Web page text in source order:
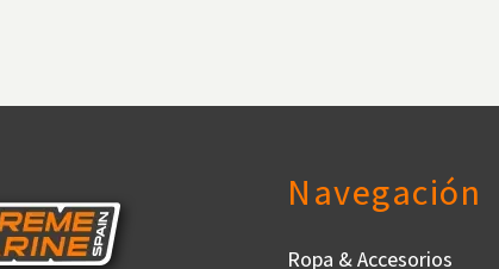
Navegación
Ropa & Accesorios